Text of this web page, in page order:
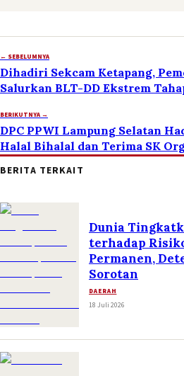
← SEBELUMNYA
Dihadiri Sekcam Ketapang,
Salurkan BLT-DD Ekstrem
BERIKUTNYA →
DPC PPWI Lampung Selatan
Halal Bihalal dan Terima SK
BERITA TERKAIT
Dunia
terhadap
Permanen,
Sorotan
DAERAH
18 Juli 2026